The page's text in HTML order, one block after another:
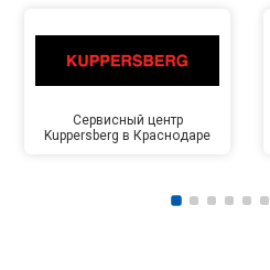
Сервисный центр
Kuppersberg в Краснодаре